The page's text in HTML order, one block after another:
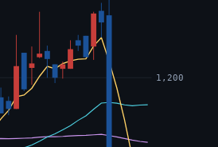
1,200